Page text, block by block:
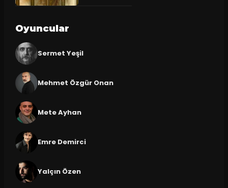
Oyuncular
Sermet Yeşil
Mehmet Özgür Onan
Mete Ayhan
Emre Demirci
Yalçın Özen